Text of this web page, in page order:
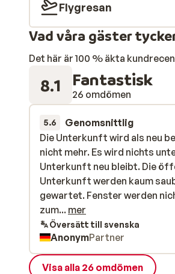
Flygresan
Vad våra gäster
Det här är 100 % äkta
8.1 Fantastisk
26 omdömen
5.6 Genomsnittlig
Die Unterkunft wird als neu
nicht mehr. Es wird nichts
Unterkunft neu bleibt. Die
Unterkunft werden kaum
gewartet. Fenster werden
zum Skilift/zur Piste ist gut.
mitgeteilt, dass die
nichts mehr einkaufen können.
Die Unterkunft wird als neu
nicht mehr. Es wird nichts
Unterkunft neu bleibt. Die
Unterkunft werden kaum
gewartet. Fenster werden
zum... mer
Översätt till svenska
AnonymPartner
Visa alla 26 omdömen